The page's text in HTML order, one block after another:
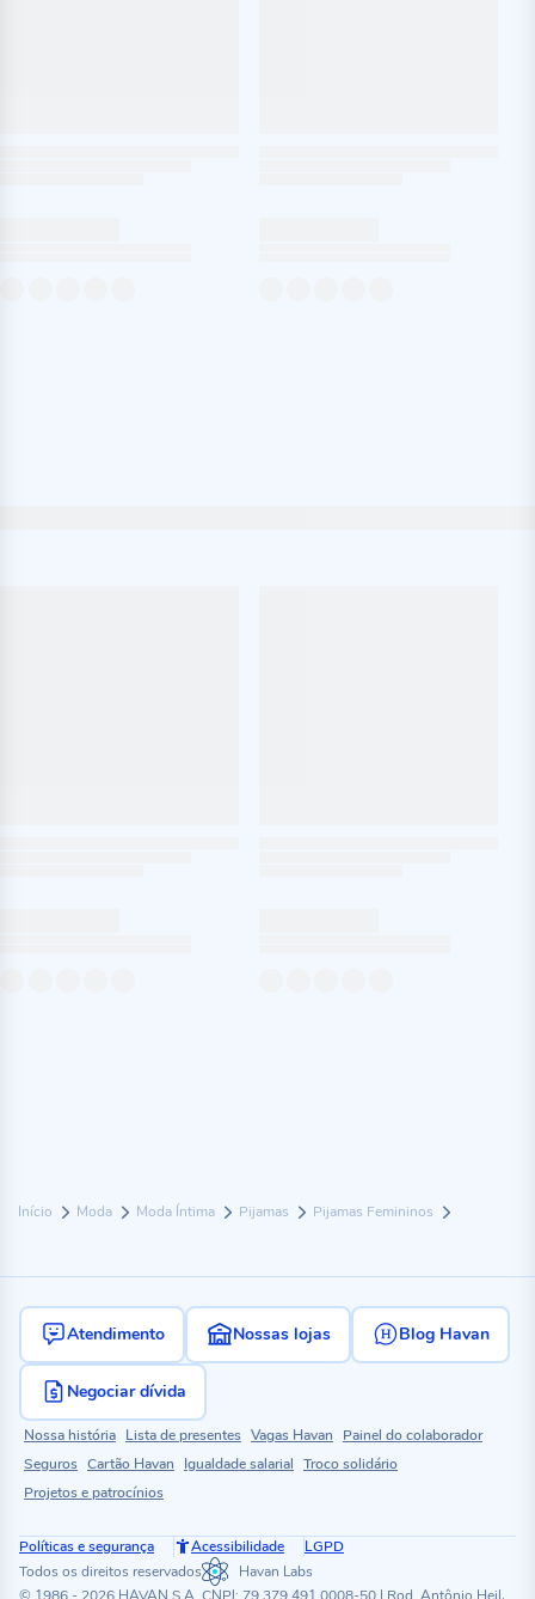
Início Moda Moda Íntima Pijamas Pijamas Femininos
Atendimento Nossas lojas Blog Havan
Negociar dívida
Nossa história Lista de presentes Vagas Havan
Painel do colaborador
Seguros Cartão Havan Igualdade salarial Troco solidário
Projetos e patrocínios
Políticas e segurança Acessibilidade
LGPD
Todos os direitos reservados
Havan Labs